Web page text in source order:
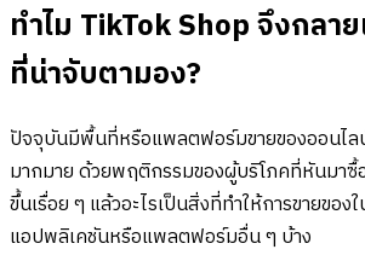
ทำไม TikTok Shop จึงกลา
ที่น่าจับตามอง?
ปัจจุบันมีพื้นที่หรือแพลตฟอร์มขายของออนไล
มากมาย ด้วยพฤติกรรมของผู้บริโภคที่หันมาซื้
ขึ้นเรื่อย ๆ แล้วอะไรเป็นสิ่งที่ทำให้การขายขอ
แอปพลิเคชันหรือแพลตฟอร์มอื่น ๆ บ้าง